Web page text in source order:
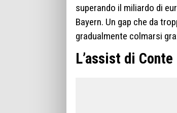
superando il miliardo di
Bayern. Un gap che da
gradualmente colmarsi
L’assist di